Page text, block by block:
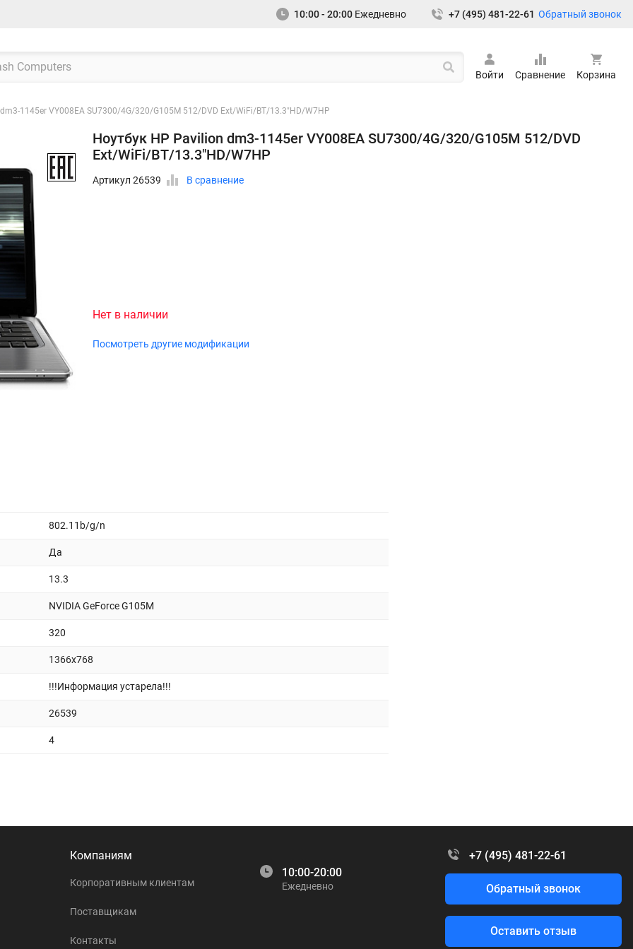
10:00 - 20:00 Ежедневно +7 (495) 481-22-61 Обратный звонок
Войти Сравнение Корзина
1145er VY008EA SU7300/4G/320/G105M 512/DVD Ext/WiFi/BT/13.3"HD/W7HP
Ноутбук HP Pavilion dm3-1145er VY008EA SU7300/4G/320/G105M 512/DVD
Ext/WiFi/BT/13.3"HD/W7HP
Артикул 26539 В сравнение
Нет в наличии
Посмотреть другие модификации
802.11b/g/n
Да
13.3
NVIDIA GeForce G105M
320
1366x768
!!!Информация устарела!!!
26539
4
Компаниям
Корпоративным клиентам
Поставщикам
Контакты
10:00-20:00
Ежедневно
+7 (495) 481-22-61
Обратный звонок
Оставить отзыв